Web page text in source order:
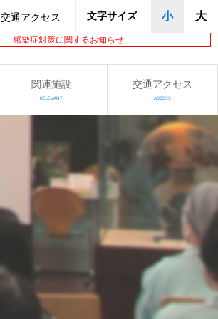
感染症対策に関するお知らせ
交通アクセス 文字サイズ 小 大
関連施設
RELEVANT
交通アクセス
ACCESS